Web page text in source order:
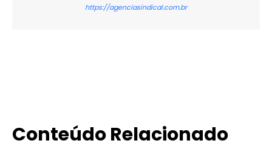
https://agenciasindical.com.br
Conteúdo Relacionado